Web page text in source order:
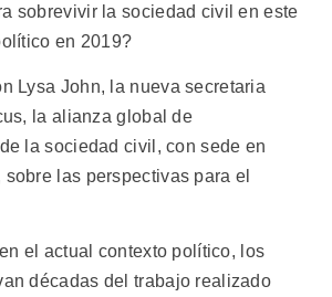
sobrevivir la sociedad civil en este
en 2019?
Lysa John, la nueva secretaria
la alianza global de
la sociedad civil, con sede en
las perspectivas para el
el actual contexto político, los
décadas del trabajo realizado